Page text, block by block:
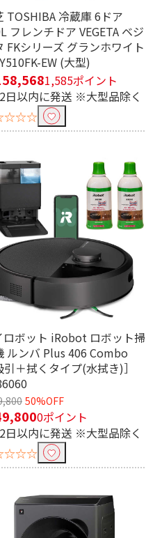
TOSHIBA 冷蔵庫 6ドア
フレンチドア VEGETA ベジ
FKシリーズ グランホワイト
EW (大型)
1,585ポイント
日以内に発送 ※大型品除く
ロボット iRobot ロボット掃
ルンバ Plus 406 Combo
引＋拭くタイプ(水拭き)］
50%OFF
0ポイント
日以内に発送 ※大型品除く
リモコンなし
り込む
白くまくん
込む
おもに8畳用
200V
絞り込む
スマホ連携（内蔵）
快適除湿
脱臭機能
スマホ操作機能
り込む
省エネ★★★☆☆
時）で絞り込む